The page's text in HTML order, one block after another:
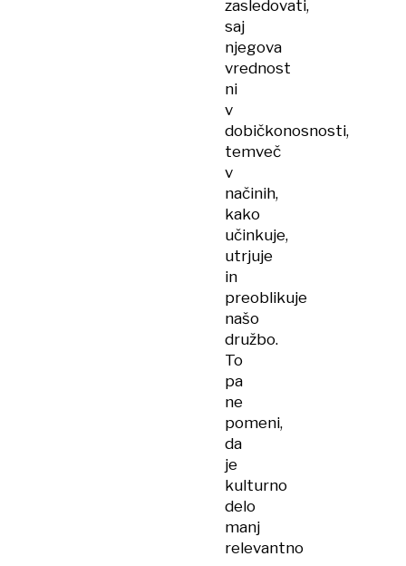
zasledovati,
saj
njegova
vrednost
ni
v
dobičkonosnosti,
temveč
v
načinih,
kako
učinkuje,
utrjuje
in
preoblikuje
našo
družbo.
To
pa
ne
pomeni,
da
je
kulturno
delo
manj
relevantno